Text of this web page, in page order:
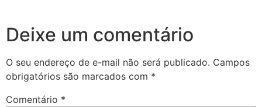
Deixe um comentário
O seu endereço de e-mail não será publicado. Campos
obrigatórios são marcados com *
Comentário *